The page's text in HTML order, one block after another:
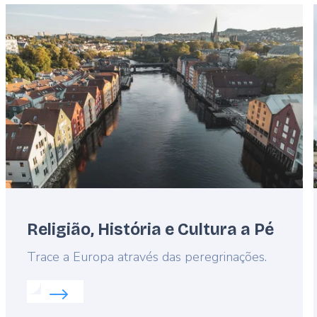
image
Religião, História e Cultura a Pé
Lead
Trace a Europa através das peregrinações.
Read more about: